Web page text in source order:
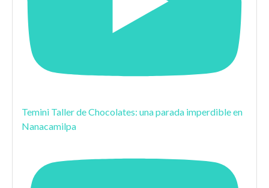
Temini Taller de Chocolates: una parada imperdible en
Nanacamilpa